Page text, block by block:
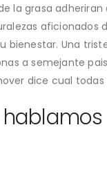
la grasa
aficionados
Una
a semejante
dice cual todas